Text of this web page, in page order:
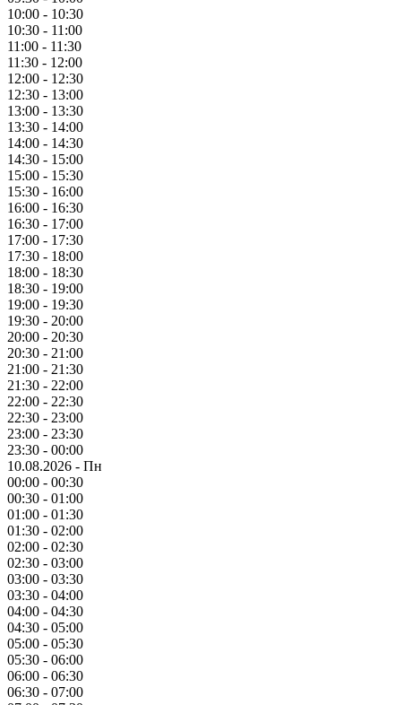
10:00 - 10:30
10:30 - 11:00
11:00 - 11:30
11:30 - 12:00
12:00 - 12:30
12:30 - 13:00
13:00 - 13:30
13:30 - 14:00
14:00 - 14:30
14:30 - 15:00
15:00 - 15:30
15:30 - 16:00
16:00 - 16:30
16:30 - 17:00
17:00 - 17:30
17:30 - 18:00
18:00 - 18:30
18:30 - 19:00
19:00 - 19:30
19:30 - 20:00
20:00 - 20:30
20:30 - 21:00
21:00 - 21:30
21:30 - 22:00
22:00 - 22:30
22:30 - 23:00
23:00 - 23:30
23:30 - 00:00
10.08.2026 - Пн
00:00 - 00:30
00:30 - 01:00
01:00 - 01:30
01:30 - 02:00
02:00 - 02:30
02:30 - 03:00
03:00 - 03:30
03:30 - 04:00
04:00 - 04:30
04:30 - 05:00
05:00 - 05:30
05:30 - 06:00
06:00 - 06:30
06:30 - 07:00